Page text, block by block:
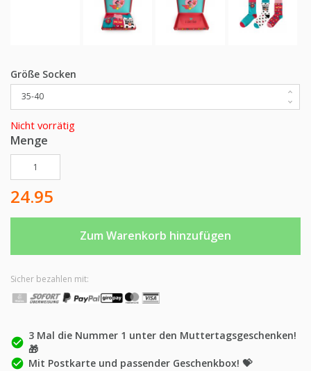
Größe Socken
Nicht vorrätig
Menge
Geschenkset Socken zum Muttertag Menge
Zum Warenkorb hinzufügen
24.95
Sicher bezahlen mit:
check_circle
3 Mal die Nummer 1 unter den Muttertagsgeschenken!
🎁
check_circle Mit Postkarte und passender Geschenkbox! 💝